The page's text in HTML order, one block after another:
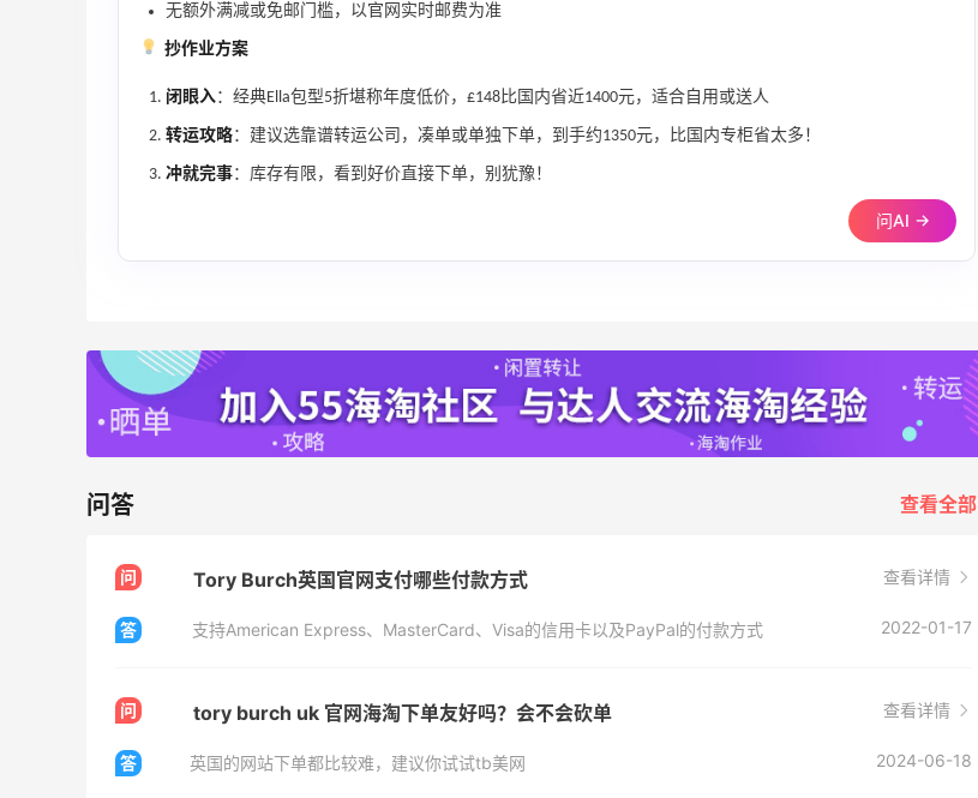
无额外满减或免邮门槛，以官网实时邮费为准
抄作业方案
闭眼入：经典Ella包型5折堪称年度低价，£148比国内省近1400元，适合自用或送人
转运攻略：建议选靠谱转运公司，凑单或单独下单，到手约1350元，比国内专柜省太多！
冲就完事：库存有限，看到好价直接下单，别犹豫！
问AI →
问答 查看全部
问 Tory Burch英国官网支付哪些付款方式 查看详情
答 支持American Express、MasterCard、Visa的信用卡以及PayPal的付款方式 2022-01-17
问 tory burch uk 官网海淘下单友好吗？会不会砍单 查看详情
答 英国的网站下单都比较难，建议你试试tb美网 2024-06-18
Bloomingdales：美妆大促！入手 Dior、
Prada、TF 等
Bloomingdales Bloomingdales
ERGO Baby
Belly Bandit
4%返利
42人获得返利
RFM Denim
Private Internet Access VPN
COUTR
6%返利
227人获得返利